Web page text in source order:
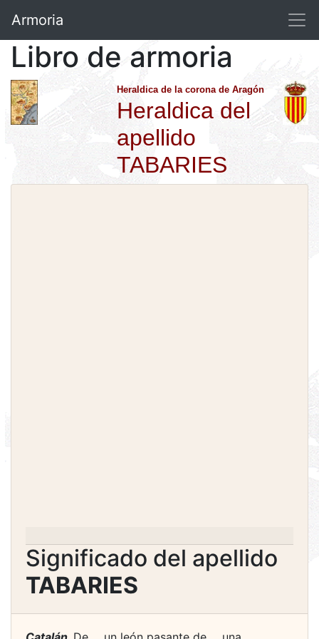
Armoria
Libro de armoria
Heraldica de la corona de Aragón
Heraldica del
apellido
TABARIES
Significado del apellido
TABARIES